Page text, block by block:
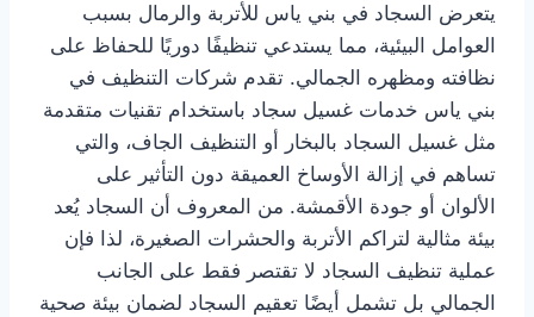
يتعرض السجاد في بني ياس للأتربة والرمال بسبب
العوامل البيئية، مما يستدعي تنظيفًا دوريًا للحفاظ على
نظافته ومظهره الجمالي. تقدم شركات التنظيف في
بني ياس خدمات غسيل سجاد باستخدام تقنيات متقدمة
مثل غسيل السجاد بالبخار أو التنظيف الجاف، والتي
تساهم في إزالة الأوساخ العميقة دون التأثير على
الألوان أو جودة الأقمشة. من المعروف أن السجاد يُعد
بيئة مثالية لتراكم الأتربة والحشرات الصغيرة، لذا فإن
عملية تنظيف السجاد لا تقتصر فقط على الجانب
الجمالي بل تشمل أيضًا تعقيم السجاد لضمان بيئة صحية